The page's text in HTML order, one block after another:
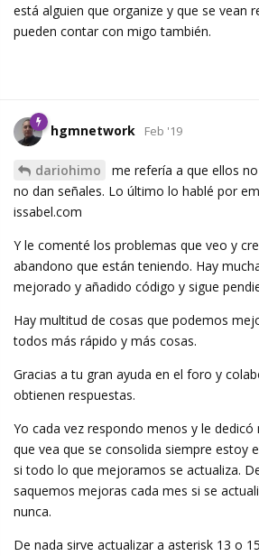
está alguien que organize y que se vean
pueden contar con migo también.
hgmnetwork Feb '19
dariohimo
me refería a que ellos
no dan señales. Lo último lo hablé por
issabel.com
Y le comenté los problemas que veo y
abandono que están teniendo. Hay
mejorado y añadido código y sigue
Hay multitud de cosas que podemos
todos más rápido y más cosas.
Gracias a tu gran ayuda en el foro y
obtienen respuestas.
Yo cada vez respondo menos y le
que vea que se consolida siempre estoy
si todo lo que mejoramos se actualiza.
saquemos mejoras cada mes si se
nunca.
De nada sirve actualizar a asterisk 13 o